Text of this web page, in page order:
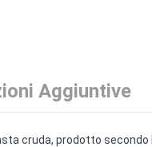
Aggiuntive
pasta cruda, prodotto